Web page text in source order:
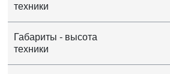
техники
Габариты - высота
техники